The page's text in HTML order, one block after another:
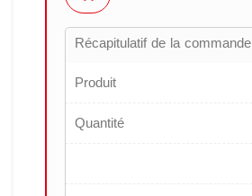
Récapitulatif de la commande
Produit
Quantité